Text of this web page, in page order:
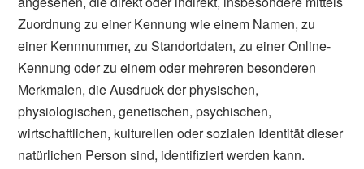
Zuordnung zu einer Kennung wie einem Namen, zu
einer Kennnummer, zu Standortdaten, zu einer Online-
Kennung oder zu einem oder mehreren besonderen
Merkmalen, die Ausdruck der physischen,
physiologischen, genetischen, psychischen,
wirtschaftlichen, kulturellen oder sozialen Identität dieser
natürlichen Person sind, identifiziert werden kann.